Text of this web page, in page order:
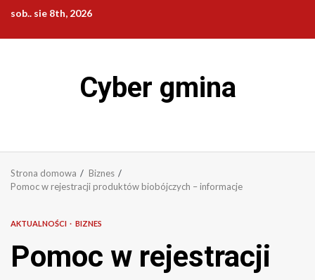
Przejdź
treści
sob.. sie 8th, 2026
Cyber gmina
Strona domowa
Biznes
Pomoc w rejestracji produktów biobójczych – informacje
AKTUALNOŚCI BIZNES
Pomoc w rejestracji